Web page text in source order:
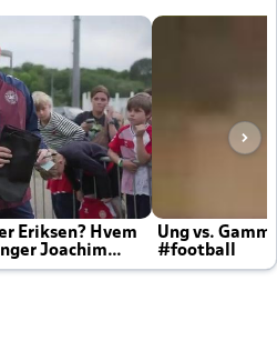
Eriksen? Hvem
Joachim
Ung vs.
#football